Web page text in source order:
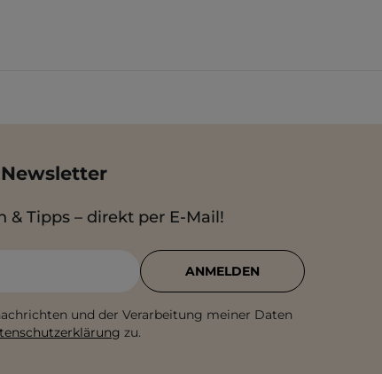
& Tipps – direkt per E-Mail!
und der Verarbeitung meiner Daten
zu.
ANMELDEN